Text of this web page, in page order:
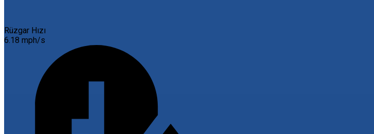
Rüzgar Hızı
6.18 mph/s